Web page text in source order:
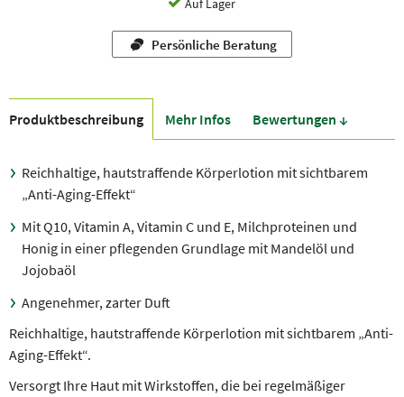
Auf Lager
Persönliche Beratung
Produkt­beschreibung Mehr Infos Bewer­tungen ↓
Reichhaltige, hautstraffende Körperlotion mit sichtbarem
„Anti-Aging-Effekt“
Mit Q10, Vitamin A, Vitamin C und E, Milchproteinen und
Honig in einer pflegenden Grundlage mit Mandelöl und
Jojobaöl
Angenehmer, zarter Duft
Reichhaltige, hautstraffende Körperlotion mit sichtbarem „Anti-
Aging-Effekt“.
Versorgt Ihre Haut mit Wirkstoffen, die bei regelmäßiger